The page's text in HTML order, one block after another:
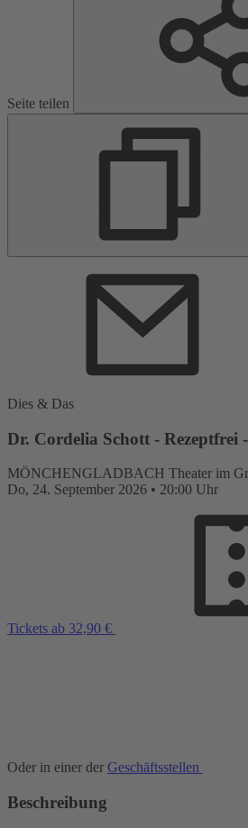
Seite teilen
Dies & Das
Dr. Cordelia Schott - Rezeptfrei
MÖNCHENGLADBACH Theater im
Do, 24. September 2026 • 20:00 Uhr
Tickets ab 32,90 €
Oder in einer der Geschäftsstellen
Beschreibung